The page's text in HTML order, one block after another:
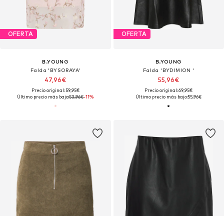
OFERTA
B.YOUNG
Falda 'BYSORAYA'
47,96€
Precio original: 59,95€
Último precio más bajo:53,96€-11%
OFERTA
B.YOUNG
Falda 'BYDIMION '
55,96€
Precio original: 69,95€
Último precio más bajo:55,96€